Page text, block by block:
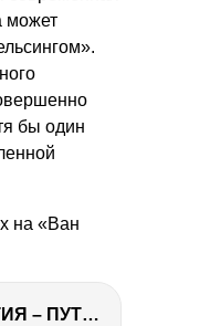
может
бы один
на «Ван
СЕВЕРНАЯ ОСЕТИЯ – ПУТЕШЕСТВИЕ НА КАВКАЗ часть 4